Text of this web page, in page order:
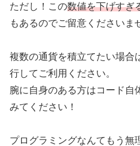
ただし！この数値を下げすぎ
もあるのでご留意くださいま
複数の通貨を積立てたい場合
行してご利用ください。
腕に自身のある方はコード自
みてください！
プログラミングなんてもう無